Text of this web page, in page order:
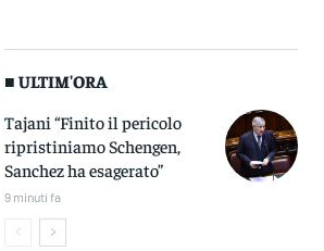
■ ULTIM'ORA
Tajani “Finito il pericolo
ripristiniamo Schengen,
Sanchez ha esagerato”
9 minuti fa